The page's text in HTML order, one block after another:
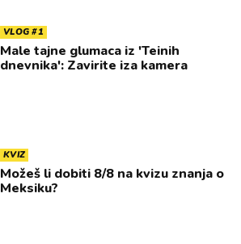
VLOG #1
Male tajne glumaca iz 'Teinih
dnevnika': Zavirite iza kamera
KVIZ
Možeš li dobiti 8/8 na kvizu znanja o
Meksiku?